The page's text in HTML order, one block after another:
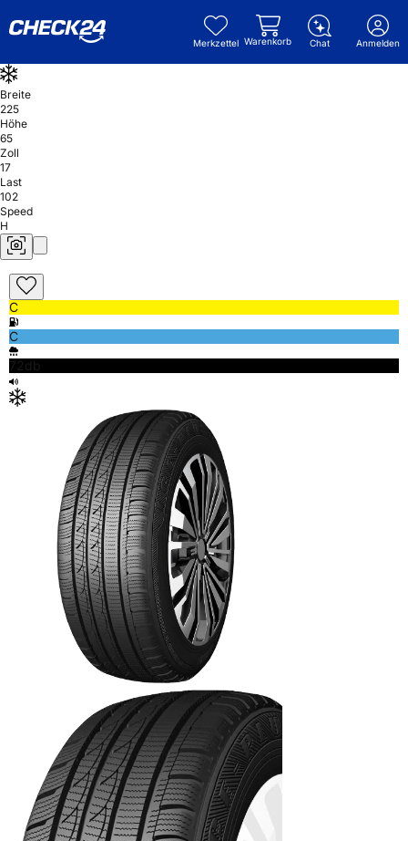
Merkzettel Warenkorb Chat Anmelden
Breite
225
Höhe
65
Zoll
17
Last
102
Speed
H
C
C
72db